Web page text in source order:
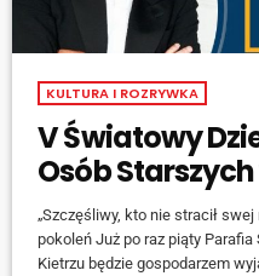
KULTURA I ROZRYWKA
V Światowy
Osób
„Szczęśliwy, kto nie stracił
pokoleń Już po raz piąty
Kietrzu będzie gospodarzem